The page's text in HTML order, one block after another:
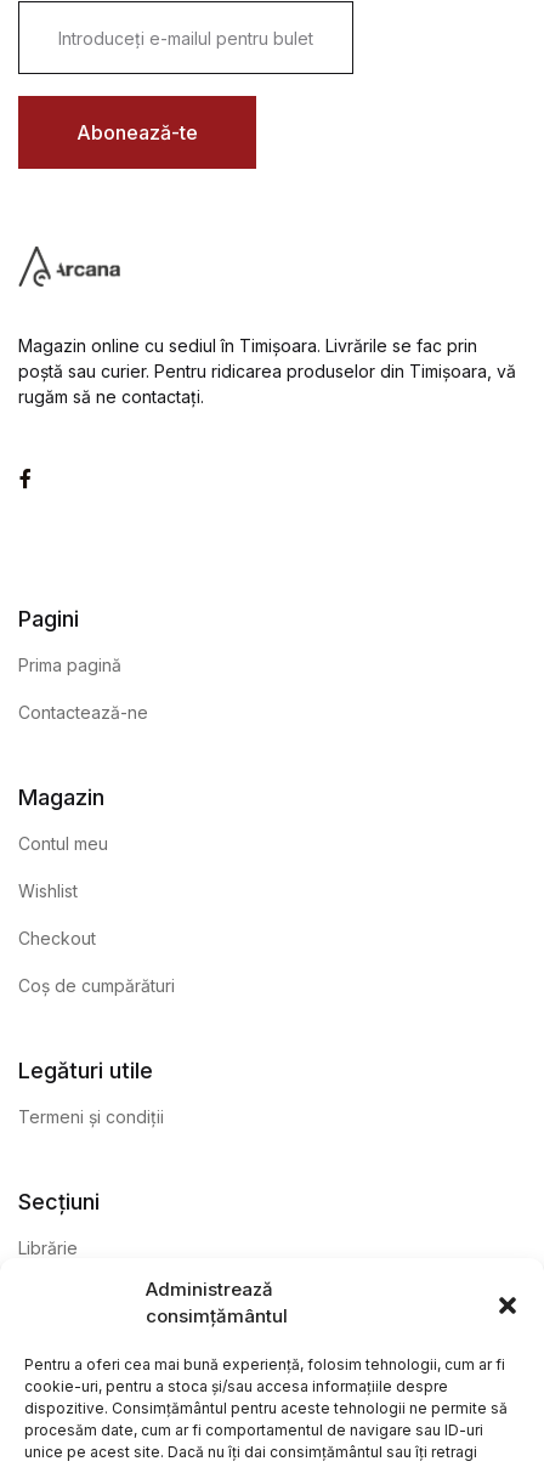
Administrează
consimțământul
Pentru a oferi cea mai bună experiență, folosim tehnologii, cum ar fi
cookie-uri, pentru a stoca și/sau accesa informațiile despre
dispozitive. Consimțământul pentru aceste tehnologii ne permite să
procesăm date, cum ar fi comportamentul de navigare sau ID-uri
unice pe acest site. Dacă nu îți dai consimțământul sau îți retragi
i
l
Abonează-te
Magazin online cu sediul în Timișoara. Livrările se fac prin
poștă sau curier. Pentru ridicarea produselor din Timișoara, vă
rugăm să ne contactați.
Pagini
Prima pagină
Contactează-ne
Magazin
Contul meu
Wishlist
Checkout
Coș de cumpărături
Legături utile
Termeni și condiții
Secțiuni
Librărie